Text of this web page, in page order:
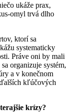
ukáže prax,
omyl trvá dlho
ktorí sa
systematicky
Práve oni by mali
organizuje systém,
a v konečnom
kľúčových
krízy?